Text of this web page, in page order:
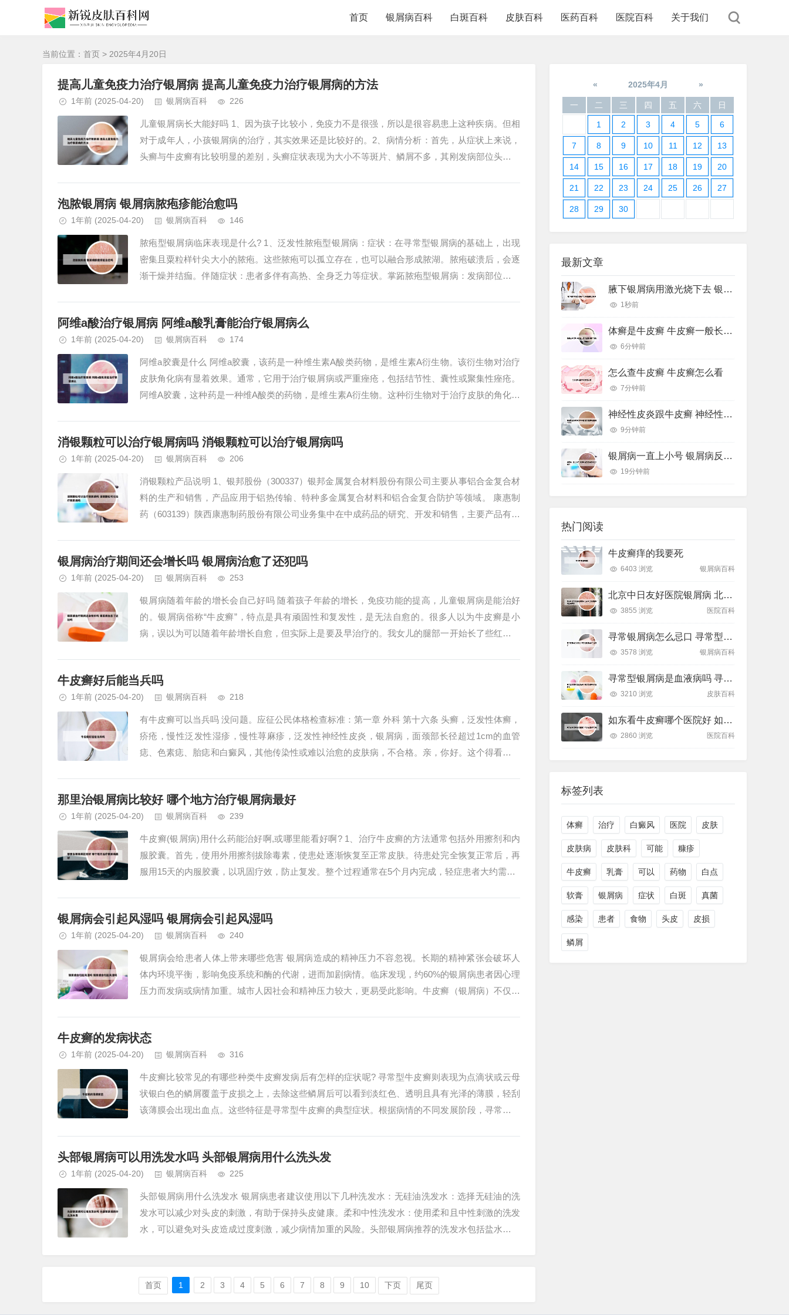
首页 银屑病百科 白斑百科 皮肤百科 医药百科 医院百科 关于我们
当前位置： 首页 > 2025年4月20日
提高儿童免疫力治疗银屑病 提高儿童免疫力治疗银屑病的方法
1年前 (2025-04-20) 银屑病百科 226
儿童银屑病长大能好吗 1、因为孩子比较小，免疫力不是很强，所以是很容易患上这种疾病。但相
对于成年人，小孩银屑病的治疗，其实效果还是比较好的。2、病情分析：首先，从症状上来说，
头癣与牛皮癣有比较明显的差别，头癣症状表现为大小不等斑片、鳞屑不多，其刚发病部位头发呈
泡脓银屑病 银屑病脓疱疹能治愈吗
1年前 (2025-04-20) 银屑病百科 146
脓疱型银屑病临床表现是什么? 1、泛发性脓疱型银屑病：症状：在寻常型银屑病的基础上，出现
密集且粟粒样针尖大小的脓疱。这些脓疱可以孤立存在，也可以融合形成脓湖。脓疱破溃后，会逐
渐干燥并结痂。伴随症状：患者多伴有高热、全身乏力等症状。掌跖脓疱型银屑病：发病部位：多
阿维a酸治疗银屑病 阿维a酸乳膏能治疗银屑病么
1年前 (2025-04-20) 银屑病百科 174
阿维a胶囊是什么 阿维a胶囊，该药是一种维生素A酸类药物，是维生素A衍生物。该衍生物对治疗
皮肤角化病有显着效果。通常，它用于治疗银屑病或严重痤疮，包括结节性、囊性或聚集性痤疮。
阿维A胶囊，这种药是一种维A酸类的药物，是维生素A衍生物。这种衍生物对于治疗皮肤的角化性
消银颗粒可以治疗银屑病吗 消银颗粒可以治疗银屑病吗
1年前 (2025-04-20) 银屑病百科 206
消银颗粒产品说明 1、银邦股份（300337）银邦金属复合材料股份有限公司主要从事铝合金复合材
料的生产和销售，产品应用于铝热传输、特种多金属复合材料和铝合金复合防护等领域。 康惠制
药（603139）陕西康惠制药股份有限公司业务集中在中成药品的研究、开发和销售，主要产品有坤
银屑病治疗期间还会增长吗 银屑病治愈了还犯吗
1年前 (2025-04-20) 银屑病百科 253
银屑病随着年龄的增长会自己好吗 随着孩子年龄的增长，免疫功能的提高，儿童银屑病是能治好
的。银屑病俗称“牛皮癣”，特点是具有顽固性和复发性，是无法自愈的。很多人以为牛皮癣是小
病，误以为可以随着年龄增长自愈，但实际上是要及早治疗的。我女儿的腿部一开始长了些红色丘
牛皮癣好后能当兵吗
1年前 (2025-04-20) 银屑病百科 218
有牛皮癣可以当兵吗 没问题。应征公民体格检查标准：第一章 外科 第十六条 头癣，泛发性体癣，
疥疮，慢性泛发性湿疹，慢性荨麻疹，泛发性神经性皮炎，银屑病，面颈部长径超过1cm的血管
痣、色素痣、胎痣和白癜风，其他传染性或难以治愈的皮肤病，不合格。亲，你好。这个得看当地
那里治银屑病比较好 哪个地方治疗银屑病最好
1年前 (2025-04-20) 银屑病百科 239
牛皮癣(银屑病)用什么药能治好啊,或哪里能看好啊? 1、治疗牛皮癣的方法通常包括外用擦剂和内
服胶囊。首先，使用外用擦剂拔除毒素，使患处逐渐恢复至正常皮肤。待患处完全恢复正常后，再
服用15天的内服胶囊，以巩固疗效，防止复发。整个过程通常在5个月内完成，轻症患者大约需要4
银屑病会引起风湿吗 银屑病会引起风湿吗
1年前 (2025-04-20) 银屑病百科 240
银屑病会给患者人体上带来哪些危害 银屑病造成的精神压力不容忽视。长期的精神紧张会破坏人
体内环境平衡，影响免疫系统和酶的代谢，进而加剧病情。临床发现，约60%的银屑病患者因心理
压力而发病或病情加重。城市人因社会和精神压力较大，更易受此影响。牛皮癣（银屑病）不仅影
牛皮癣的发病状态
1年前 (2025-04-20) 银屑病百科 316
牛皮癣比较常见的有哪些种类牛皮癣发病后有怎样的症状呢? 寻常型牛皮癣则表现为点滴状或云母
状银白色的鳞屑覆盖于皮损之上，去除这些鳞屑后可以看到淡红色、透明且具有光泽的薄膜，轻刮
该薄膜会出现出血点。这些特征是寻常型牛皮癣的典型症状。根据病情的不同发展阶段，寻常型牛
头部银屑病可以用洗发水吗 头部银屑病用什么洗头发
1年前 (2025-04-20) 银屑病百科 225
头部银屑病用什么洗发水 银屑病患者建议使用以下几种洗发水：无硅油洗发水：选择无硅油的洗
发水可以减少对头皮的刺激，有助于保持头皮健康。柔和中性洗发水：使用柔和且中性刺激的洗发
水，可以避免对头皮造成过度刺激，减少病情加重的风险。头部银屑病推荐的洗发水包括盐水、复
首页 1 2 3 4 5 6 7 8 9 10 下页 尾页
« 2025年4月 »
一 二 三 四 五 六 日
1 2 3 4 5 6
7 8 9 10 11 12 13
14 15 16 17 18 19 20
21 22 23 24 25 26 27
28 29 30
最新文章
腋下银屑病用激光烧下去 银屑病激光手术
1秒前
体癣是牛皮癣 牛皮癣一般长在身体哪个部位
6分钟前
怎么查牛皮癣 牛皮癣怎么看
7分钟前
神经性皮炎跟牛皮癣 神经性皮炎跟牛皮癣哪个好治
9分钟前
银屑病一直上小号 银屑病反复出小疹子怎么办好
19分钟前
热门阅读
牛皮癣痒的我要死
6403 浏览 银屑病百科
北京中日友好医院银屑病 北京中日友好医院银屑病专家
3855 浏览 医院百科
寻常银屑病怎么忌口 寻常型银屑病有什么忌口
3578 浏览 银屑病百科
寻常型银屑病是血液病吗 寻常型银屑病能活多久
3210 浏览 皮肤百科
如东看牛皮癣哪个医院好 如东看皮肤病去哪
2860 浏览 医院百科
标签列表
体癣 治疗 白癜风 医院 皮肤
皮肤病 皮肤科 可能 糠疹
牛皮癣 乳膏 可以 药物 白点
软膏 银屑病 症状 白斑 真菌
感染 患者 食物 头皮 皮损
鳞屑